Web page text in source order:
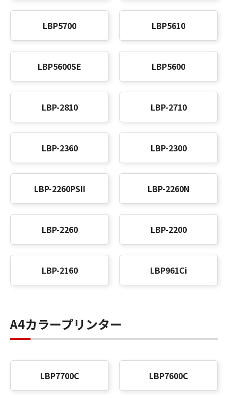
LBP5700 LBP5610
LBP5600SE LBP5600
LBP-2810 LBP-2710
LBP-2360 LBP-2300
LBP-2260PSII LBP-2260N
LBP-2260 LBP-2200
LBP-2160 LBP961Ci
A4カラープリンター
LBP7700C LBP7600C